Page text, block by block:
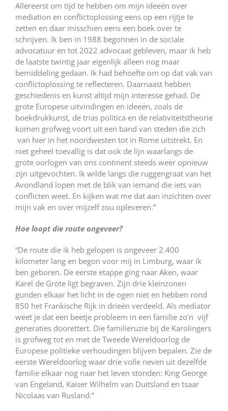
Allereerst om tijd te hebben om mijn ideeën over
mediation en conflictoplossing eens op een rijtje te
zetten en daar misschien eens een boek over te
schrijven. Ik ben in 1988 begonnen in de sociale
advocatuur en tot 2022 advocaat gebleven, maar ik heb
de laatste twintig jaar eigenlijk alleen nog maar
bemiddeling gedaan. Ik had behoefte om op dat vak van
conflictoplossing te reflecteren. Daarnaast hebben
geschiedenis en kunst altijd mijn interesse gehad. De
grote Europese uitvindingen en ideeën, zoals de
boekdrukkunst, de trias politica en de relativiteitstheorie
komen grofweg voort uit een band van steden die zich
van hier in het noordwesten tot in Rome uitstrekt. En
niet geheel toevallig is dat ook de lijn waarlangs de
grote oorlogen van ons continent steeds weer opnieuw
zijn uitgevochten. Ik wilde langs die ruggengraat van het
Avondland lopen met de blik van iemand die iets van
conflicten weet. En kijken wat me dat aan inzichten over
mijn vak en over mijzelf zou opleveren.”
Hoe loopt die route ongeveer?
“De route die ik heb gelopen is ongeveer 2.400
kilometer lang en begon voor mij in Limburg, waar ik
ben geboren. De eerste etappe ging naar Aken, waar
Karel de Grote ligt begraven. Zijn drie kleinzonen
gunden elkaar het licht in de ogen niet en hebben rond
850 het Frankische Rijk in drieën verdeeld. Als mediator
weet je dat een beetje probleem in een familie zo’n vijf
generaties doorettert. Die familieruzie bij de Karolingers
is grofweg tot en met de Tweede Wereldoorlog de
Europese politieke verhoudingen blijven bepalen. Zie de
eerste Wereldoorlog waar drie volle neven uit dezelfde
familie elkaar nog naar het leven stonden: King George
van Engeland, Kaiser Wilhelm van Duitsland en tsaar
Nicolaas van Rusland.”